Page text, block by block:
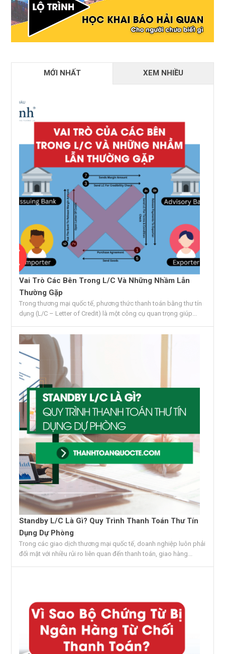
MỚI NHẤT XEM NHIỀU
Vai Trò Các Bên Trong L/C Và Những Nhầm Lẫn
Thường Gặp
Trong thương mại quốc tế, phương thức thanh toán bằng thư tín
dụng (L/C – Letter of Credit) là một công cụ quan trọng giúp...
Standby L/C Là Gì? Quy Trình Thanh Toán Thư Tín
Dụng Dự Phòng
Trong các giao dịch thương mại quốc tế, doanh nghiệp luôn phải
đối mặt với nhiều rủi ro liên quan đến thanh toán, giao hàng...